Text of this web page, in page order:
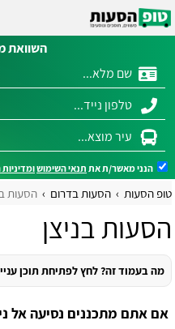
השוואת
הנני מאשר/ת את תנאי השימוש
טופ הסעות הסעות בדרום הסעות
הסעות בניצן
מה בעמוד זה? לחץ לפתיחת תוכן
אם אתם מתכננים נסיעה אל